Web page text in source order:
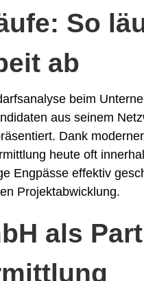
So
ab
beim
aus seinem
Dank
heute oft
Engpässe effektiv
Projektabwicklung.
als